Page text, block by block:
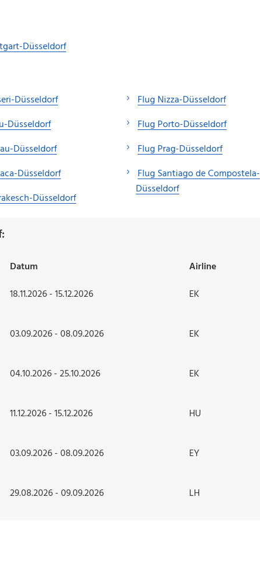
Düsseldorf
Düsseldorf
Düsseldorf
Düsseldorf
Düsseldorf
Düsseldorf
Flug Nizza-Düsseldorf
Flug Porto-Düsseldorf
Flug Prag-Düsseldorf
Flug Santiago de Compostela-
Düsseldorf
Datum Airline
18.11.2026 - 15.12.2026 EK
03.09.2026 - 08.09.2026 EK
04.10.2026 - 25.10.2026 EK
11.12.2026 - 15.12.2026 HU
03.09.2026 - 08.09.2026 EY
29.08.2026 - 09.09.2026 LH